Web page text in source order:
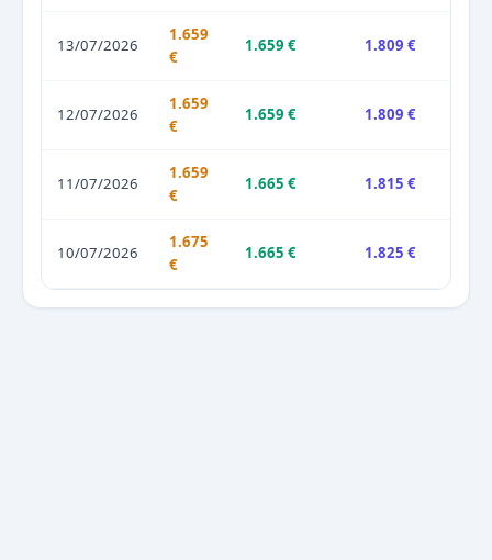
13/07/2026
1.659
€
1.659 € 1.809 €
12/07/2026
1.659
€
1.659 € 1.809 €
11/07/2026
1.659
€
1.665 € 1.815 €
10/07/2026
1.675
€
1.665 € 1.825 €